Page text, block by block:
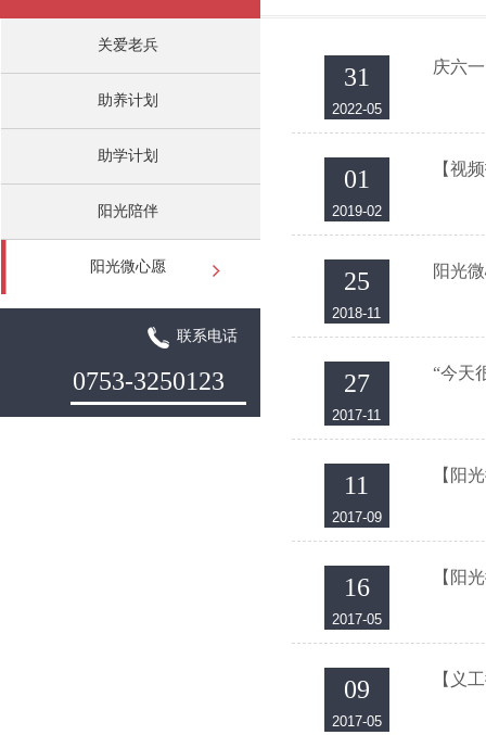
关爱老兵
助养计划
助学计划
阳光陪伴
阳光微心愿
31
2022-05
庆六
01
2019-02
【视
25
2018-11
阳光
27
2017-11
“今天
11
2017-09
【阳
16
2017-05
【阳
09
2017-05
【义
联系电话
0753-3250123